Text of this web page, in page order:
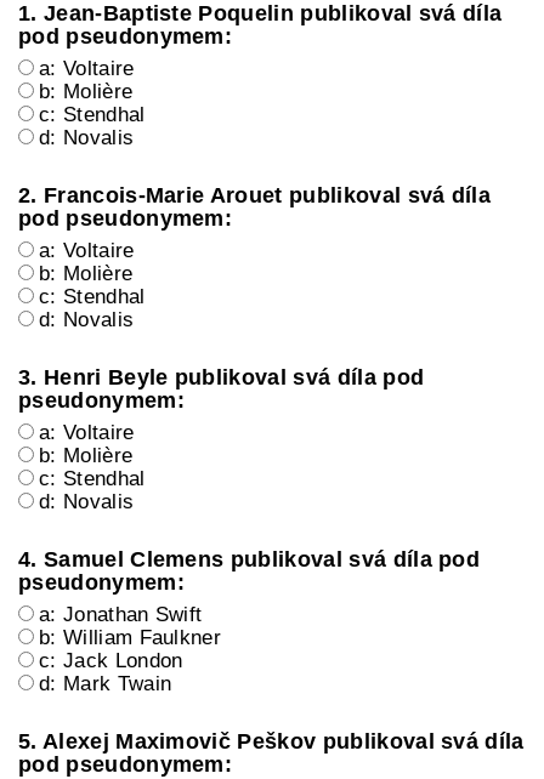
1. Jean-Baptiste Poquelin publikoval svá díla
pod pseudonymem:
a: Voltaire
b: Molière
c: Stendhal
d: Novalis
2. Francois-Marie Arouet publikoval svá díla
pod pseudonymem:
a: Voltaire
b: Molière
c: Stendhal
d: Novalis
3. Henri Beyle publikoval svá díla pod
pseudonymem:
a: Voltaire
b: Molière
c: Stendhal
d: Novalis
4. Samuel Clemens publikoval svá díla pod
pseudonymem:
a: Jonathan Swift
b: William Faulkner
c: Jack London
d: Mark Twain
5. Alexej Maximovič Peškov publikoval svá díla
pod pseudonymem: